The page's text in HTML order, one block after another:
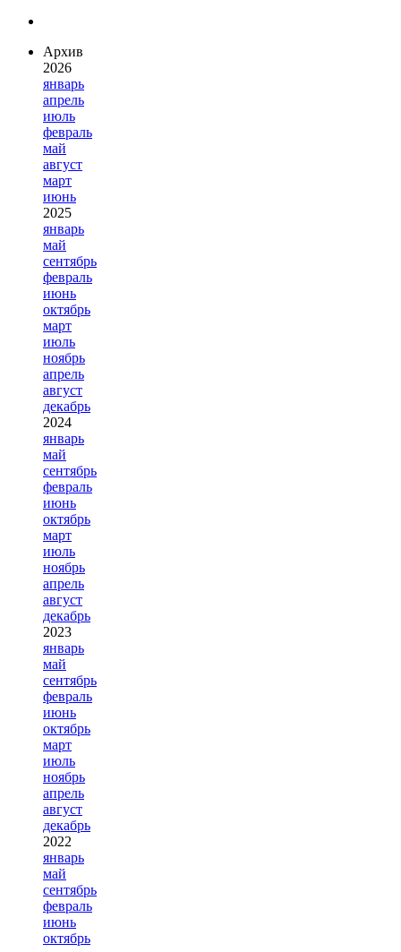
Архив
2026
январь
апрель
июль
февраль
май
август
март
июнь
2025
январь
май
сентябрь
февраль
июнь
октябрь
март
июль
ноябрь
апрель
август
декабрь
2024
январь
май
сентябрь
февраль
июнь
октябрь
март
июль
ноябрь
апрель
август
декабрь
2023
январь
май
сентябрь
февраль
июнь
октябрь
март
июль
ноябрь
апрель
август
декабрь
2022
январь
май
сентябрь
февраль
июнь
октябрь